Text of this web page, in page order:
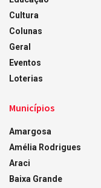
Cultura
Colunas
Geral
Eventos
Loterias
Municípios
Amargosa
Amélia Rodrigues
Araci
Baixa Grande